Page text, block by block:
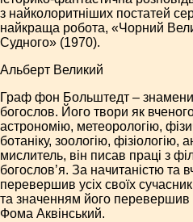
з найколоритніших постатей
найкраща робота, «Чорний
Судного» (1970).
Альберт Великий
Граф фон Больштедт –
богослов. Його твори як
астрономію, метеорологію,
ботаніку, зоологію, фізіологію,
мислитель, він писав праці з
богослов’я. За начитаністю та
перевершив усіх своїх
та значенням його
Фома Аквінський.